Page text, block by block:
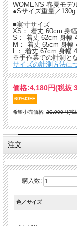
WOMEN'S 春夏モデ
●Sサイズ重量／130g
■実寸サイズ
XS： 着丈 60cm 身
S： 着丈 62cm 身幅
M： 着丈 65cm 身幅
L： 着丈 67cm 身幅
※手作業での計測と
サイズの計測方法に
価格:4,180円(税抜
60%OFF
希望小売価格: 20,900円(税
注文
購入数:
色／サイズ